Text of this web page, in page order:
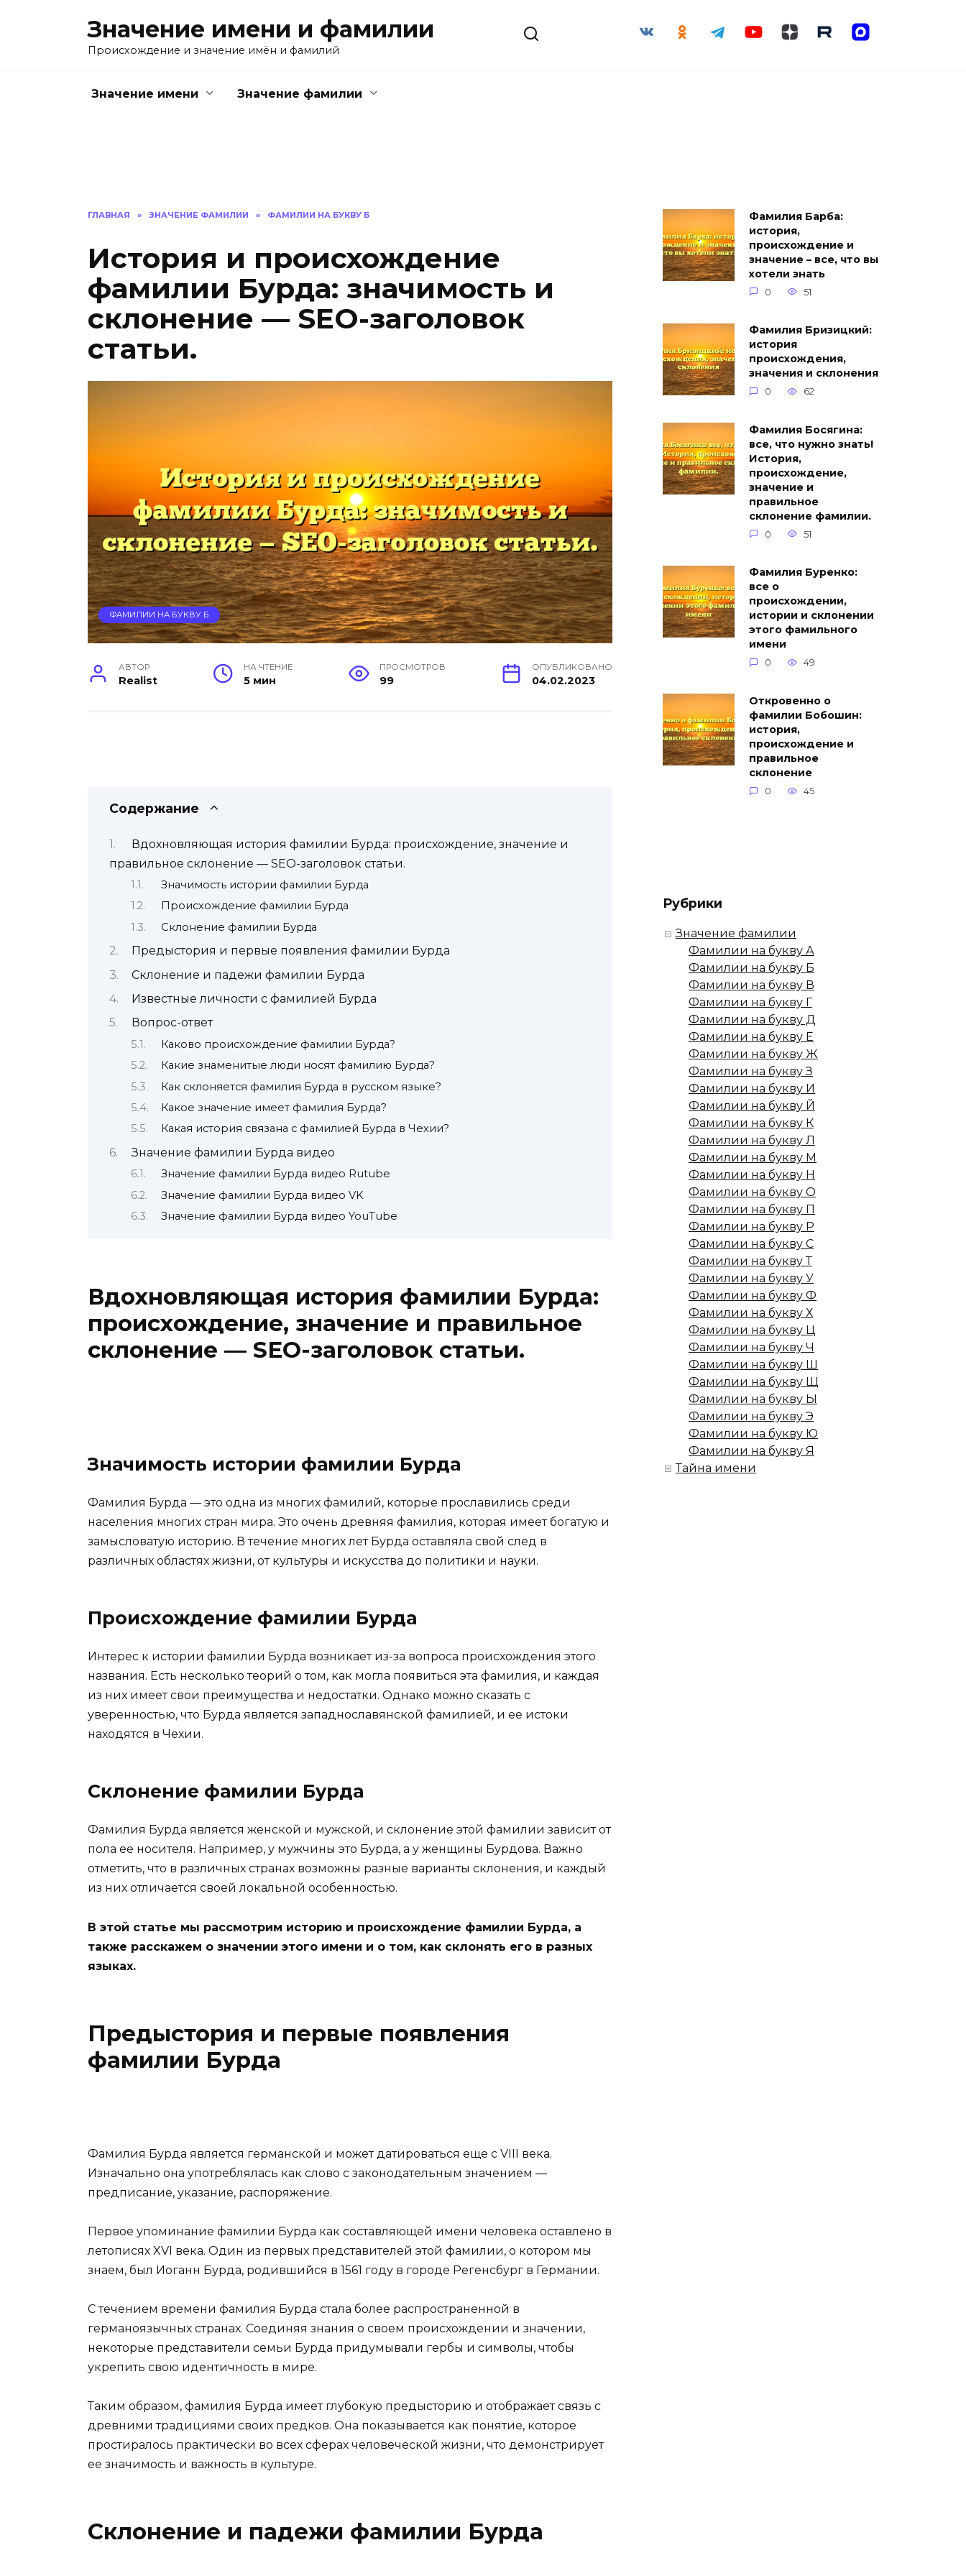
Значение имени и фамилии
Происхождение и значение имён и фамилий
Значение имени Значение фамилии
ГЛАВНАЯ » ЗНАЧЕНИЕ ФАМИЛИИ » ФАМИЛИИ НА БУКВУ Б
История и происхождение
фамилии Бурда: значимость и
склонение — SEO-заголовок
статьи.
ФАМИЛИИ НА БУКВУ Б
АВТОР
Realist
НА ЧТЕНИЕ
5 мин
ПРОСМОТРОВ
99
ОПУБЛИКОВАНО
04.02.2023
Содержание
Вдохновляющая история фамилии Бурда: происхождение, значение и
правильное склонение — SEO-заголовок статьи.
Значимость истории фамилии Бурда
Происхождение фамилии Бурда
Склонение фамилии Бурда
Предыстория и первые появления фамилии Бурда
Склонение и падежи фамилии Бурда
Известные личности с фамилией Бурда
Вопрос-ответ
Каково происхождение фамилии Бурда?
Какие знаменитые люди носят фамилию Бурда?
Как склоняется фамилия Бурда в русском языке?
Какое значение имеет фамилия Бурда?
Какая история связана с фамилией Бурда в Чехии?
Значение фамилии Бурда видео
Значение фамилии Бурда видео Rutube
Значение фамилии Бурда видео VK
Значение фамилии Бурда видео YouTube
Вдохновляющая история фамилии Бурда:
происхождение, значение и правильное
склонение — SEO-заголовок статьи.
Значимость истории фамилии Бурда
Фамилия Бурда — это одна из многих фамилий, которые прославились среди
населения многих стран мира. Это очень древняя фамилия, которая имеет богатую и
замысловатую историю. В течение многих лет Бурда оставляла свой след в
различных областях жизни, от культуры и искусства до политики и науки.
Происхождение фамилии Бурда
Интерес к истории фамилии Бурда возникает из-за вопроса происхождения этого
названия. Есть несколько теорий о том, как могла появиться эта фамилия, и каждая
из них имеет свои преимущества и недостатки. Однако можно сказать с
уверенностью, что Бурда является западнославянской фамилией, и ее истоки
находятся в Чехии.
Склонение фамилии Бурда
Фамилия Бурда является женской и мужской, и склонение этой фамилии зависит от
пола ее носителя. Например, у мужчины это Бурда, а у женщины Бурдова. Важно
отметить, что в различных странах возможны разные варианты склонения, и каждый
из них отличается своей локальной особенностью.
В этой статье мы рассмотрим историю и происхождение фамилии Бурда, а
также расскажем о значении этого имени и о том, как склонять его в разных
языках.
Предыстория и первые появления
фамилии Бурда
Фамилия Бурда является германской и может датироваться еще с VIII века.
Изначально она употреблялась как слово с законодательным значением —
предписание, указание, распоряжение.
Первое упоминание фамилии Бурда как составляющей имени человека оставлено в
летописях XVI века. Один из первых представителей этой фамилии, о котором мы
знаем, был Иоганн Бурда, родившийся в 1561 году в городе Регенсбург в Германии.
С течением времени фамилия Бурда стала более распространенной в
германоязычных странах. Соединяя знания о своем происхождении и значении,
некоторые представители семьи Бурда придумывали гербы и символы, чтобы
укрепить свою идентичность в мире.
Таким образом, фамилия Бурда имеет глубокую предысторию и отображает связь с
древними традициями своих предков. Она показывается как понятие, которое
простиралось практически во всех сферах человеческой жизни, что демонстрирует
ее значимость и важность в культуре.
Склонение и падежи фамилии Бурда
Фамилия Барба:
история,
происхождение и
значение – все, что вы
хотели знать
0 51
Фамилия Бризицкий:
история
происхождения,
значения и склонения
0 62
Фамилия Босягина:
все, что нужно знать!
История,
происхождение,
значение и
правильное
склонение фамилии.
0 51
Фамилия Буренко:
все о
происхождении,
истории и склонении
этого фамильного
имени
0 49
Откровенно о
фамилии Бобошин:
история,
происхождение и
правильное
склонение
0 45
Рубрики
Значение фамилии
Фамилии на букву А
Фамилии на букву Б
Фамилии на букву В
Фамилии на букву Г
Фамилии на букву Д
Фамилии на букву Е
Фамилии на букву Ж
Фамилии на букву З
Фамилии на букву И
Фамилии на букву Й
Фамилии на букву К
Фамилии на букву Л
Фамилии на букву М
Фамилии на букву Н
Фамилии на букву О
Фамилии на букву П
Фамилии на букву Р
Фамилии на букву С
Фамилии на букву Т
Фамилии на букву У
Фамилии на букву Ф
Фамилии на букву Х
Фамилии на букву Ц
Фамилии на букву Ч
Фамилии на букву Ш
Фамилии на букву Щ
Фамилии на букву Ы
Фамилии на букву Э
Фамилии на букву Ю
Фамилии на букву Я
Тайна имени